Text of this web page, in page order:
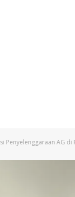
Penyelenggaraan AG di